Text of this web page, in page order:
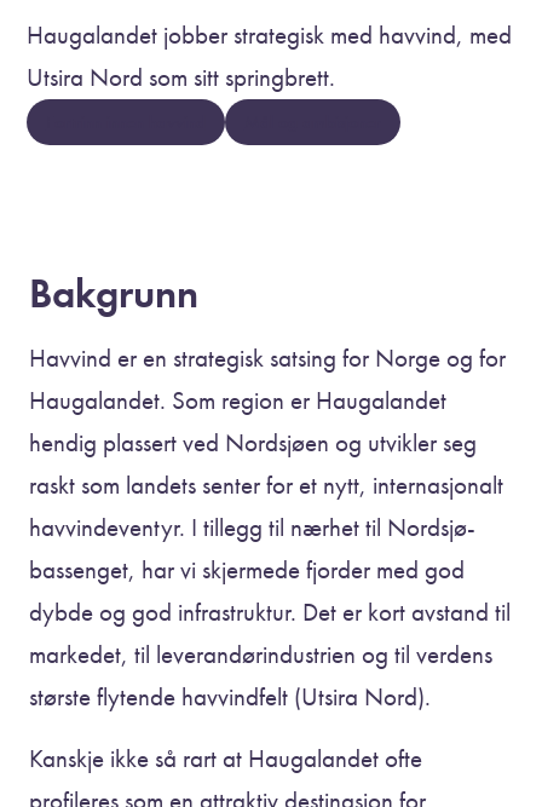
Haugalandet jobber strategisk med havvind, med
Utsira Nord som sitt springbrett.
Bakgrunn
Havvind er en strategisk satsing for Norge og for
Haugalandet. Som region er Haugalandet
hendig plassert ved Nordsjøen og utvikler seg
raskt som landets senter for et nytt, internasjonalt
havvindeventyr. I tillegg til nærhet til Nordsjø-
bassenget, har vi skjermede fjorder med god
dybde og god infrastruktur. Det er kort avstand til
markedet, til leverandørindustrien og til verdens
største flytende havvindfelt (Utsira Nord).
Kanskje ikke så rart at Haugalandet ofte
profileres som en attraktiv destinasjon for